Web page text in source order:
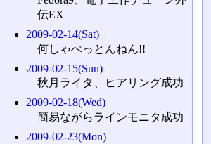
伝EX
2009-02-14(Sat)
何しゃべっとんねん!!
2009-02-15(Sun)
秋月ライタ、ヒアリング成功
2009-02-18(Wed)
簡易ながらラインモニタ成功
2009-02-23(Mon)